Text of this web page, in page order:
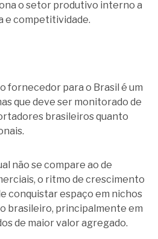
o setor produtivo interno a
e competitividade.
fornecedor para o Brasil é um
que deve ser monitorado de
brasileiros quanto
não se compare ao de
o ritmo de crescimento
conquistar espaço em nichos
brasileiro, principalmente em
de maior valor agregado.